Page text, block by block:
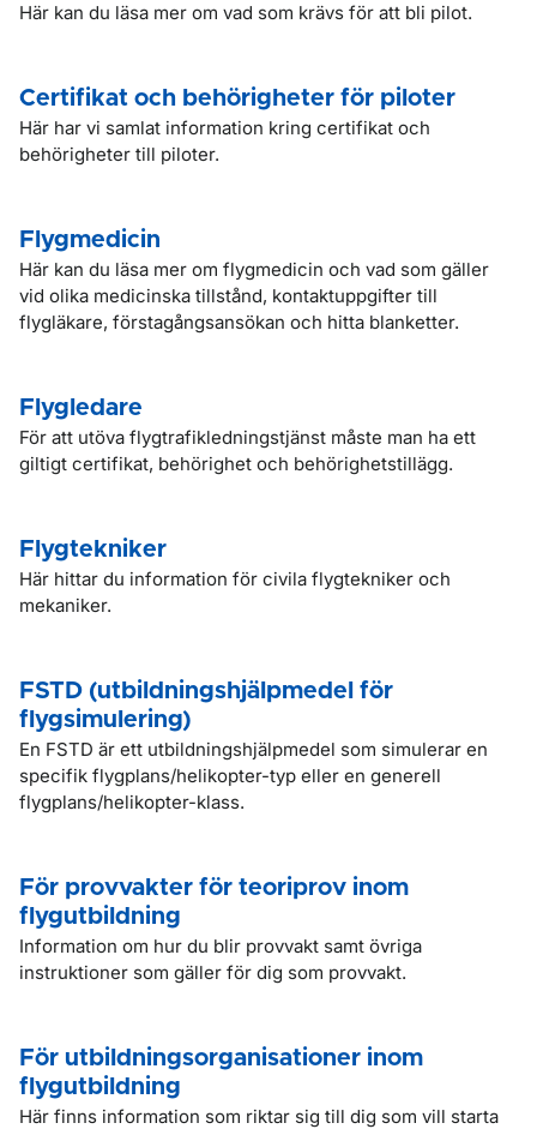
Här kan du läsa mer om vad som krävs för att bli pilot.
Certifikat och behörigheter för piloter
Här har vi samlat information kring certifikat och
behörigheter till piloter.
Flygmedicin
Här kan du läsa mer om flygmedicin och vad som gäller
vid olika medicinska tillstånd, kontaktuppgifter till
flygläkare, förstagångsansökan och hitta blanketter.
Flygledare
För att utöva flygtrafikledningstjänst måste man ha ett
giltigt certifikat, behörighet och behörighetstillägg.
Flygtekniker
Här hittar du information för civila flygtekniker och
mekaniker.
FSTD (utbildningshjälpmedel för
flygsimulering)
En FSTD är ett utbildningshjälpmedel som simulerar en
specifik flygplans/helikopter-typ eller en generell
flygplans/helikopter-klass.
För provvakter för teoriprov inom
flygutbildning
Information om hur du blir provvakt samt övriga
instruktioner som gäller för dig som provvakt.
För utbildningsorganisationer inom
flygutbildning
Här finns information som riktar sig till dig som vill starta